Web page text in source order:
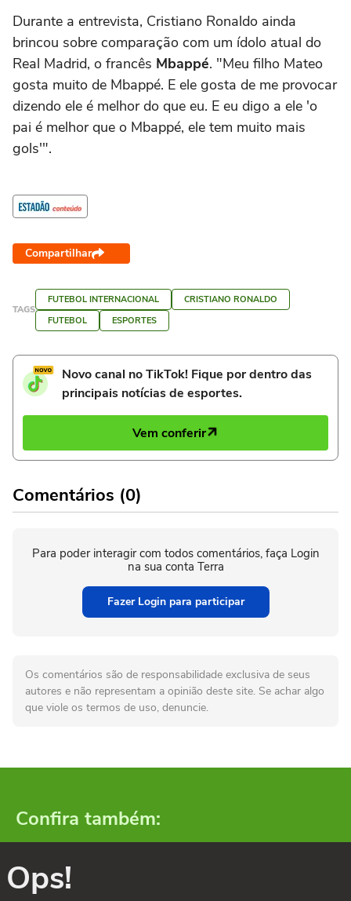
Durante a entrevista, Cristiano Ronaldo ainda
brincou sobre comparação com um ídolo atual do
Real Madrid, o francês Mbappé. "Meu filho Mateo
gosta muito de Mbappé. E ele gosta de me provocar
dizendo ele é melhor do que eu. E eu digo a ele 'o
pai é melhor que o Mbappé, ele tem muito mais
gols'".
Compartilhar
TAGS
FUTEBOL INTERNACIONAL
CRISTIANO RONALDO
FUTEBOL
ESPORTES
Novo canal no TikTok! Fique por dentro das
principais notícias de esportes.
Vem conferir
Comentários (0)
Para poder interagir com todos comentários, faça Login
na sua conta Terra
Fazer Login para participar
Os comentários são de responsabilidade exclusiva de seus
autores e não representam a opinião deste site. Se achar algo
que viole os termos de uso, denuncie.
Confira também:
Ops!